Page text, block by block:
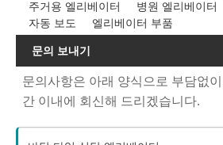
주거용 엘리베이터
병원 엘리베이터
자동 보도
엘리베이터 부품
문의 보내기
문의사항은 아래 양식으로 부담없
간 이내에 회신해 드리겠습니다.